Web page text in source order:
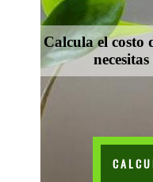
Calcula el costo